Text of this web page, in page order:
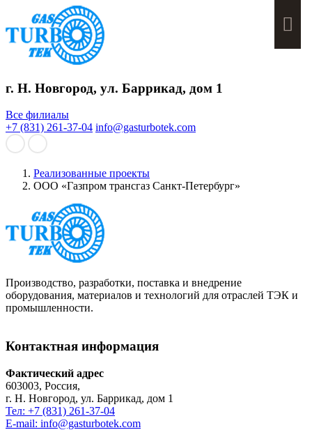
г. Н. Новгород, ул. Баррикад, дом 1
Все филиалы
+7 (831) 261-37-04 info@gasturbotek.com
Реализованные проекты
ООО «Газпром трансгаз Санкт-Петербург»
Производство, разработки, поставка и внедрение
оборудования, материалов и технологий для отраслей ТЭК и
промышленности.
Контактная информация
Фактический адрес
603003, Россия,
г. Н. Новгород, ул. Баррикад, дом 1
Тел: +7 (831) 261-37-04
E-mail: info@gasturbotek.com